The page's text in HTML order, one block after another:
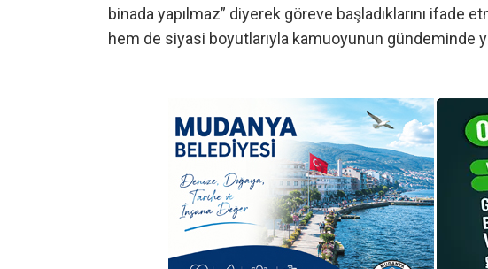
binada yapılmaz” diyerek göreve başladıklarını ifade
hem de siyasi boyutlarıyla kamuoyunun gündeminde